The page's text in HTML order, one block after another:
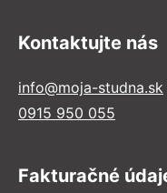
Kontaktujte nás
info@moja-studna.sk
0915 950 055
Fakturačné